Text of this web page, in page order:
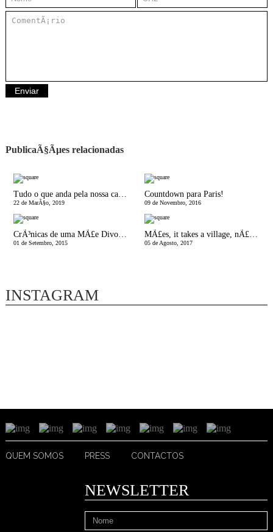
PublicaÃ§Ãµes relacionadas
Tudo o que anda pela nossa cabeÃ§a
22 de MarÃ§o, 2019
Countdown para Paris!
09 de Novembro, 2016
CrÃ³nicas de uma MÃ£e Divorciada | O Porco e a Galinha
01 de Setembro, 2015
MÃ£es, it takes a village, nÃ£o somos feitas de ferro!
05 de Agosto, 2017
INSTAGRAM
QUEM SOMOS PRESS CONTACTOS
NEWSLETTER